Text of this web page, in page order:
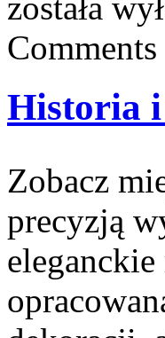
Comments
Historia
Zobacz
precyzją